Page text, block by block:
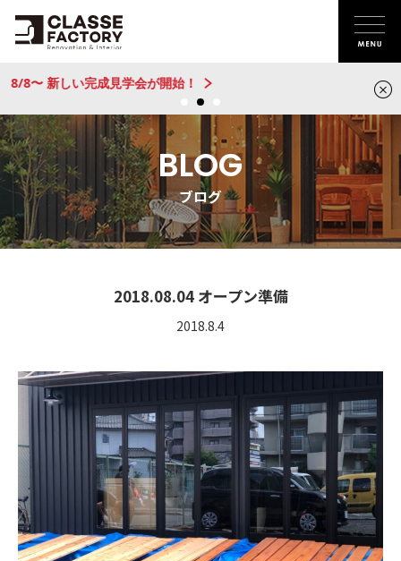
新建売物件 販売開始！@城陽
BLOG
ブログ
2018.08.04 オープン準備
2018.8.4